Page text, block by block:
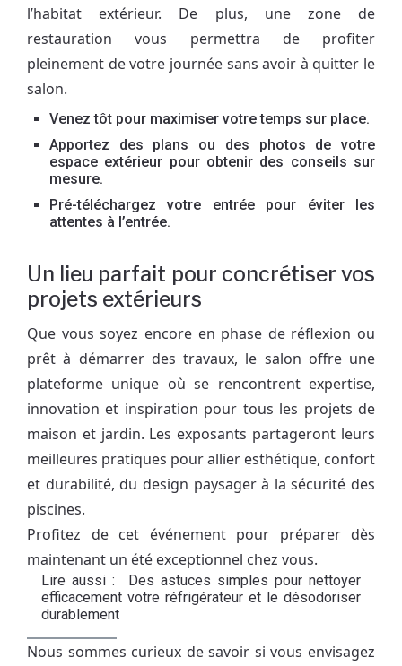
l’habitat extérieur. De plus, une zone de
restauration vous permettra de profiter
pleinement de votre journée sans avoir à quitter le
salon.
Venez tôt pour maximiser votre temps sur place.
Apportez des plans ou des photos de votre
espace extérieur pour obtenir des conseils sur
mesure.
Pré-téléchargez votre entrée pour éviter les
attentes à l’entrée.
Un lieu parfait pour concrétiser vos
projets extérieurs
Que vous soyez encore en phase de réflexion ou
prêt à démarrer des travaux, le salon offre une
plateforme unique où se rencontrent expertise,
innovation et inspiration pour tous les projets de
maison et jardin. Les exposants partageront leurs
meilleures pratiques pour allier esthétique, confort
et durabilité, du design paysager à la sécurité des
piscines.
Profitez de cet événement pour préparer dès
maintenant un été exceptionnel chez vous.
Lire aussi :
Des astuces simples pour nettoyer
efficacement votre réfrigérateur et le désodoriser
durablement
Nous sommes curieux de savoir si vous envisagez